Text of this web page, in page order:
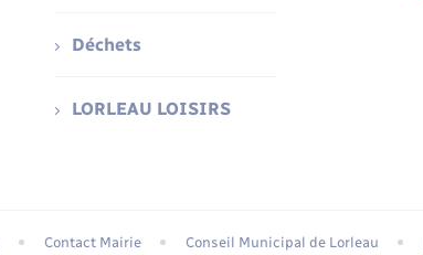
Déchets
LORLEAU LOISIRS
Contact Mairie Conseil Municipal de Lorleau